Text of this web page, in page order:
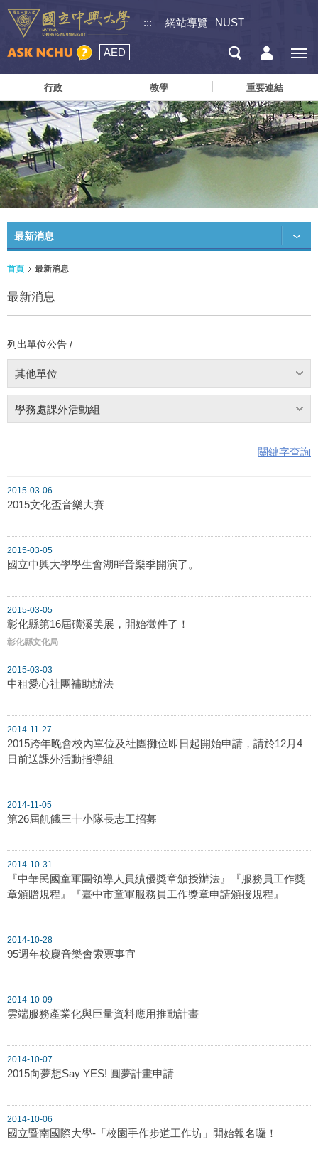
::: 網站導覽 NUST
AED
行政 教學 重要連結
最新消息
首頁 最新消息
最新消息
列出單位公告 /
其他單位
學務處課外活動組
關鍵字查詢
2015-03-06
2015文化盃音樂大賽
2015-03-05
國立中興大學學生會湖畔音樂季開演了。
2015-03-05
彰化縣第16屆磺溪美展，開始徵件了！
彰化縣文化局
2015-03-03
中租愛心社團補助辦法
2014-11-27
2015跨年晚會校內單位及社團攤位即日起開始申請，請於12月4
日前送課外活動指導組
2014-11-05
第26屆飢餓三十小隊長志工招募
2014-10-31
『中華民國童軍團領導人員績優獎章頒授辦法』『服務員工作獎
章頒贈規程』『臺中市童軍服務員工作獎章申請頒授規程』
2014-10-28
95週年校慶音樂會索票事宜
2014-10-09
雲端服務產業化與巨量資料應用推動計畫
2014-10-07
2015向夢想Say YES! 圓夢計畫申請
2014-10-06
國立暨南國際大學-「校園手作步道工作坊」開始報名囉！